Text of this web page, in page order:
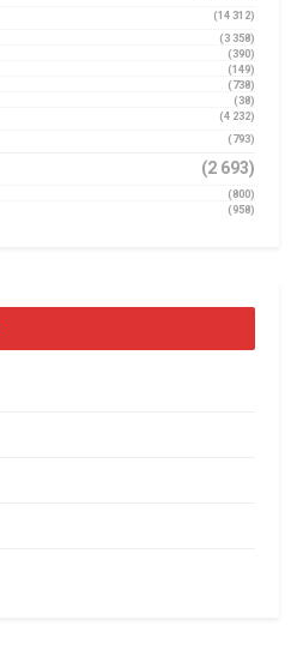
(14 312)
(3 358)
(390)
(149)
(738)
(38)
(4 232)
(793)
(2 693)
(800)
(958)